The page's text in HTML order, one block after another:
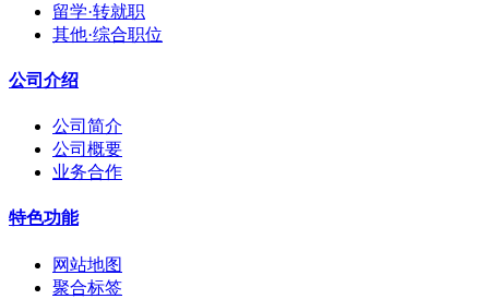
留学·转就职
其他·综合职位
公司介绍
公司简介
公司概要
业务合作
特色功能
网站地图
聚合标签